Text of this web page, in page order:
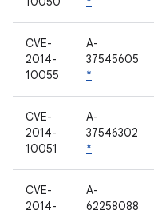
CVE-
2014-
10055
A-
37545605
*
CVE-
2014-
10051
A-
37546302
*
CVE-
2014-
A-
62258088